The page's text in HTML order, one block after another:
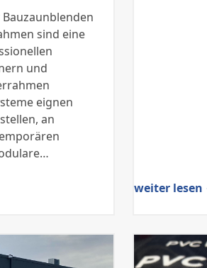
sind eine
und
eignen
an
weiter